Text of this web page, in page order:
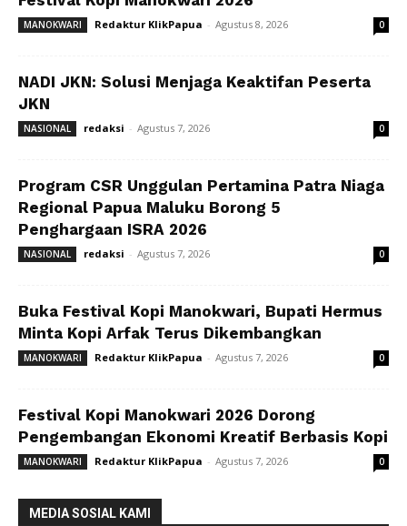
MANOKWARI Redaktur KlikPapua - Agustus 8, 2026 0
NADI JKN: Solusi Menjaga Keaktifan Peserta
JKN
NASIONAL redaksi - Agustus 7, 2026 0
Program CSR Unggulan Pertamina Patra Niaga
Regional Papua Maluku Borong 5
Penghargaan ISRA 2026
NASIONAL redaksi - Agustus 7, 2026 0
Buka Festival Kopi Manokwari, Bupati Hermus
Minta Kopi Arfak Terus Dikembangkan
MANOKWARI Redaktur KlikPapua - Agustus 7, 2026 0
Festival Kopi Manokwari 2026 Dorong
Pengembangan Ekonomi Kreatif Berbasis Kopi
MANOKWARI Redaktur KlikPapua - Agustus 7, 2026 0
MEDIA SOSIAL KAMI